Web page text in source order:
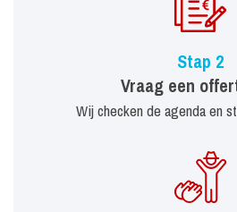
Stap 2
Vraag een
Wij checken de agenda en